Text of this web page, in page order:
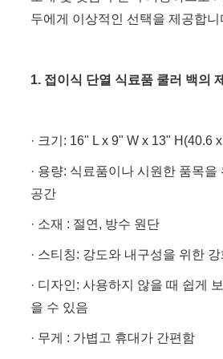
두에게 이상적인 선택을 제공합니
1. 접이식 단열 식료품 쿨러 백의
· 크기: 16" L x 9" W x 13" H(40.6
· 용량: 식료품이나 시원한 품목
공간
· 소재 : 절연, 방수 원단
· 스티칭: 강도와 내구성을 위한
· 디자인: 사용하지 않을 때 쉽게
을 수 있음
· 무게 : 가볍고 휴대가 간편함